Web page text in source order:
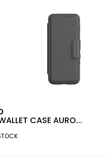
CASE AURO...